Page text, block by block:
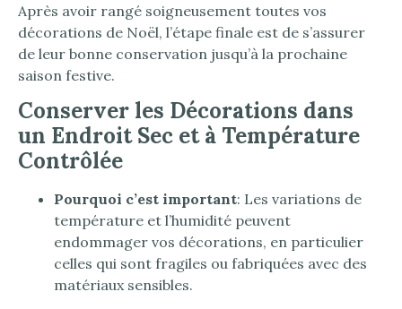
Après avoir rangé soigneusement toutes vos
décorations de Noël, l’étape finale est de s’assurer
de leur bonne conservation jusqu’à la prochaine
saison festive.
Conserver les Décorations dans
un Endroit Sec et à Température
Contrôlée
Pourquoi c’est important: Les variations de
température et l’humidité peuvent
endommager vos décorations, en particulier
celles qui sont fragiles ou fabriquées avec des
matériaux sensibles.